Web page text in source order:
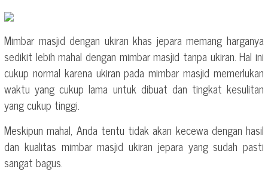
Mimbar masjid dengan ukiran khas jepara memang harganya
sedikit lebih mahal dengan mimbar masjid tanpa ukiran. Hal ini
cukup normal karena ukiran pada mimbar masjid memerlukan
waktu yang cukup lama untuk dibuat dan tingkat kesulitan
yang cukup tinggi.
Meskipun mahal, Anda tentu tidak akan kecewa dengan hasil
dan kualitas mimbar masjid ukiran jepara yang sudah pasti
sangat bagus.